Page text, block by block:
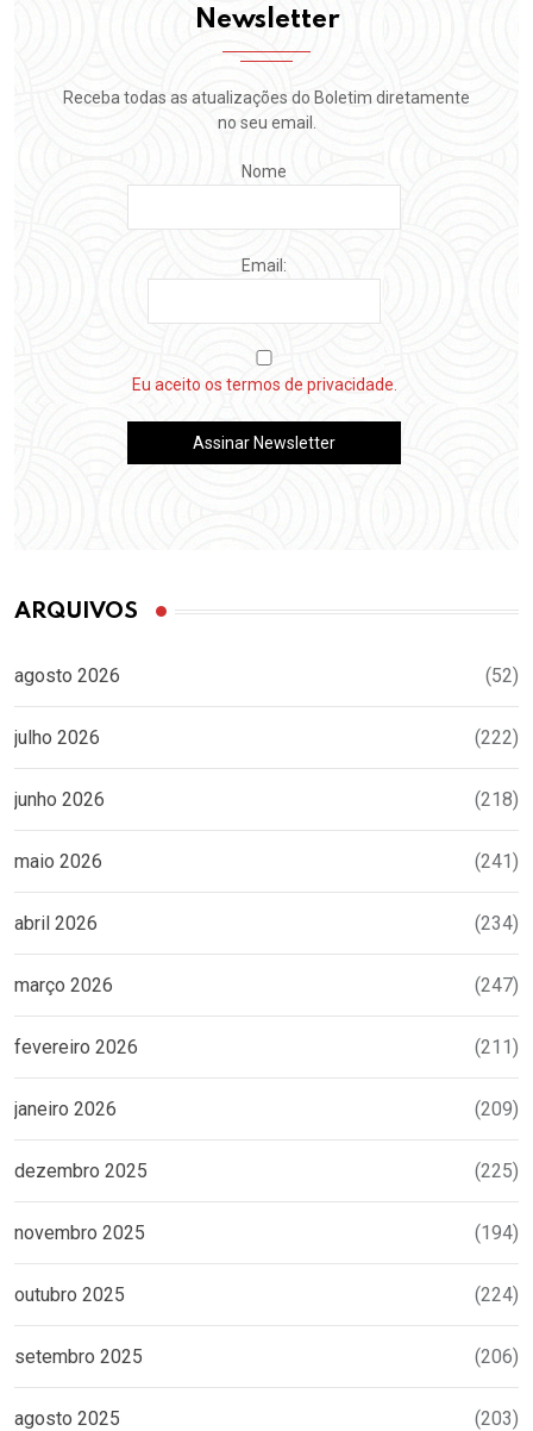
Newsletter
Receba todas as atualizações do Boletim diretamente
no seu email.
Nome
Email:
Eu aceito os termos de privacidade.
ARQUIVOS
agosto 2026 (52)
julho 2026 (222)
junho 2026 (218)
maio 2026 (241)
abril 2026 (234)
março 2026 (247)
fevereiro 2026 (211)
janeiro 2026 (209)
dezembro 2025 (225)
novembro 2025 (194)
outubro 2025 (224)
setembro 2025 (206)
agosto 2025 (203)